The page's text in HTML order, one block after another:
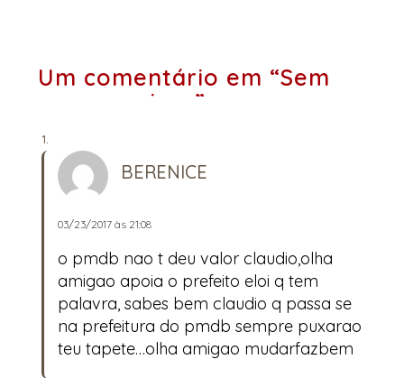
Um comentário em “Sem
compromisso”
BERENICE
03/23/2017 às 21:08
o pmdb nao t deu valor claudio,olha
amigao apoia o prefeito eloi q tem
palavra, sabes bem claudio q passa se
na prefeitura do pmdb sempre puxarao
teu tapete…olha amigao mudarfazbem